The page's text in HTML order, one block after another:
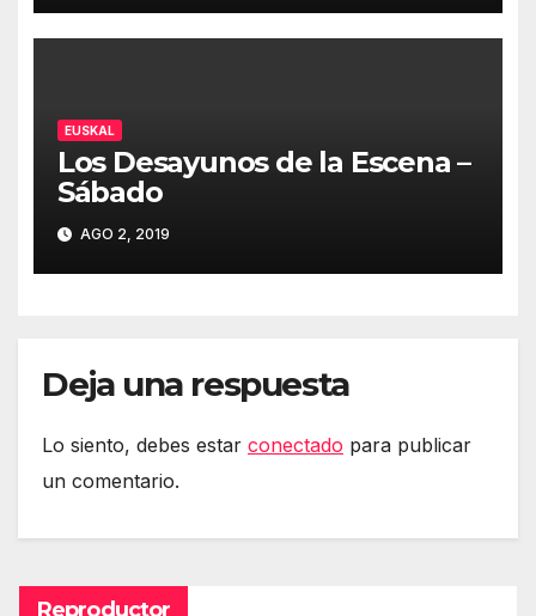
EUSKAL
Los Desayunos de la Escena –
Sábado
AGO 2, 2019
Deja una respuesta
Lo siento, debes estar conectado para publicar
un comentario.
Reproductor